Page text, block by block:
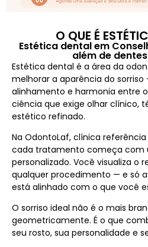
O QUE É
Estética dental em
além de
Estética dental é a área da
melhorar a aparência do
alinhamento e harmonia entre
ciência que exige olhar clínico,
estético refinado.
Na OdontoLaf, clínica
cada tratamento começa com
personalizado. Você visualiza o
qualquer procedimento — e só
está alinhado com o que você
O sorriso ideal não é o mais
geometricamente. É o que
seu rosto, sua personalidade e